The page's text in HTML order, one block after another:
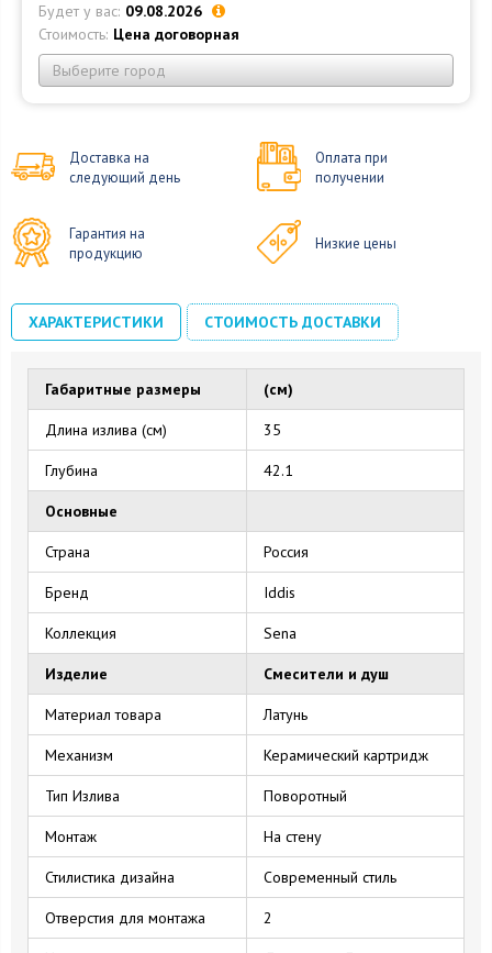
Будет у вас: 09.08.2026
Стоимость: Цена договорная
Выберите город
Доставка на
следующий день
Оплата при
получении
Гарантия на
продукцию
Низкие цены
ХАРАКТЕРИСТИКИ СТОИМОСТЬ ДОСТАВКИ
Габаритные размеры (см)
Длина излива (см) 35
Глубина 42.1
Основные
Страна Россия
Бренд Iddis
Коллекция Sena
Изделие Смесители и душ
Материал товара Латунь
Механизм Керамический картридж
Тип Излива Поворотный
Монтаж На стену
Стилистика дизайна Современный стиль
Отверстия для монтажа 2